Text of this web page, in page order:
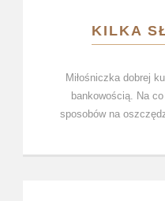
KILKA
Miłośniczka dobrej
bankowością. Na
sposobów na